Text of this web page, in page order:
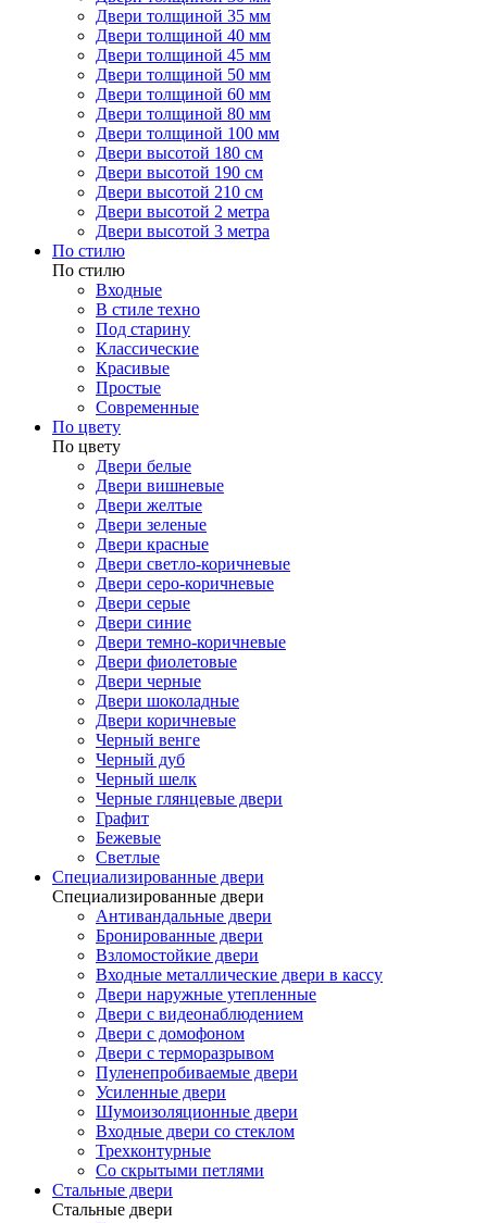
Двери толщиной 35 мм
Двери толщиной 40 мм
Двери толщиной 45 мм
Двери толщиной 50 мм
Двери толщиной 60 мм
Двери толщиной 80 мм
Двери толщиной 100 мм
Двери высотой 180 см
Двери высотой 190 см
Двери высотой 210 см
Двери высотой 2 метра
Двери высотой 3 метра
По стилю
По стилю
Входные
В стиле техно
Под старину
Классические
Красивые
Простые
Современные
По цвету
По цвету
Двери белые
Двери вишневые
Двери желтые
Двери зеленые
Двери красные
Двери светло-коричневые
Двери серо-коричневые
Двери серые
Двери синие
Двери темно-коричневые
Двери фиолетовые
Двери черные
Двери шоколадные
Двери коричневые
Черный венге
Черный дуб
Черный шелк
Черные глянцевые двери
Графит
Бежевые
Светлые
Специализированные двери
Специализированные двери
Антивандальные двери
Бронированные двери
Взломостойкие двери
Входные металлические двери в кассу
Двери наружные утепленные
Двери с видеонаблюдением
Двери с домофоном
Двери с терморазрывом
Пуленепробиваемые двери
Усиленные двери
Шумоизоляционные двери
Входные двери со стеклом
Трехконтурные
Со скрытыми петлями
Стальные двери
Стальные двери